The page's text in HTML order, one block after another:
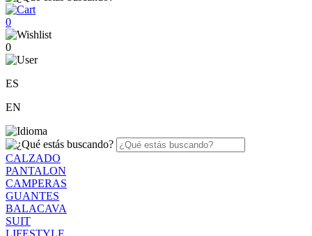
0
0
ES
EN
CALZADO
PANTALON
CAMPERAS
GUANTES
BALACAVA
SUIT
LIFESTYLE